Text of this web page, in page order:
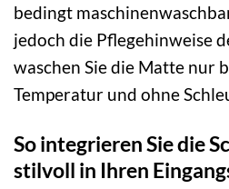
bedingt
jedoch die Pflegehinweise
waschen Sie die Matte nur
Temperatur und ohne
So integrieren Sie die
stilvoll in Ihren